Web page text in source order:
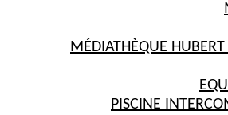
MÉDIATHÈQUE
PISCINE